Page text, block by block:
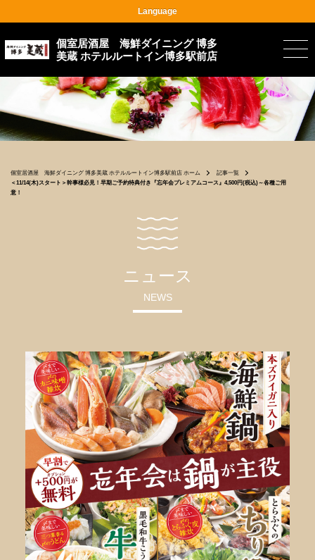
個室居酒屋 海鮮ダイニング 博多
美蔵 ホテルルートイン博多駅前店
個室居酒屋 海鮮ダイニング 博多美蔵 ホテルルートイン博多駅前店 ホーム
記事一覧
＜11/14(木)スタート＞幹事様必見！早期ご予約特典付き『忘年会プレミアムコース』4,500円(税込)～各種ご用
意！
ニュース
NEWS
Language